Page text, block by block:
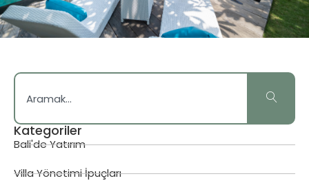
Kategoriler
Bali'de Yatırım
Villa Yönetimi İpuçları